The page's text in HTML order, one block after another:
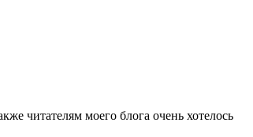
читателям моего блога очень хотелось